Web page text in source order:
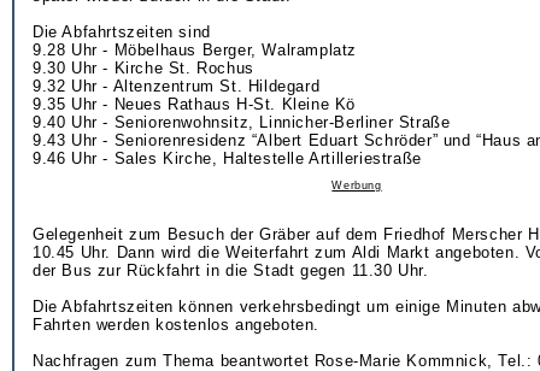
Die Abfahrtszeiten sind
9.28 Uhr - Möbelhaus Berger, Walramplatz
9.30 Uhr - Kirche St. Rochus
9.32 Uhr - Altenzentrum St. Hildegard
9.35 Uhr - Neues Rathaus H-St. Kleine Kö
9.40 Uhr - Seniorenwohnsitz, Linnicher-Berliner Straße
9.43 Uhr - Seniorenresidenz “Albert Eduart Schröder” und “Haus
9.46 Uhr - Sales Kirche, Haltestelle Artilleriestraße
Werbung
Gelegenheit zum Besuch der Gräber auf dem Friedhof Merscher
10.45 Uhr. Dann wird die Weiterfahrt zum Aldi Markt angeboten.
der Bus zur Rückfahrt in die Stadt gegen 11.30 Uhr.
Die Abfahrtszeiten können verkehrsbedingt um einige Minuten
Fahrten werden kostenlos angeboten.
Nachfragen zum Thema beantwortet Rose-Marie Kommnick, Tel.: